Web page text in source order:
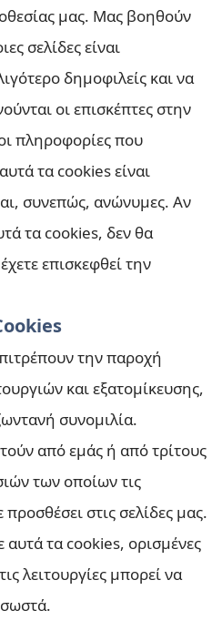
μας. Μας βοηθούν
σελίδες είναι
δημοφιλείς και να
οι επισκέπτες στην
πληροφορίες που
τα cookies είναι
συνεπώς, ανώνυμες. Αν
τα cookies, δεν θα
επισκεφθεί την
την παροχή
και εξατομίκευσης,
συνομιλία.
από εμάς ή από τρίτους
των οποίων τις
στις σελίδες μας.
αυτά τα cookies, ορισμένες
λειτουργίες μπορεί να